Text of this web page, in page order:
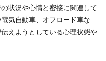
状況や心情と密接に関連して
気自動車、オフロード車な
えようとしている心理状態や